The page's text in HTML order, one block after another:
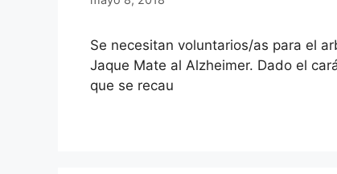
Se necesitan voluntarios/as para el
Jaque Mate al Alzheimer. Dado el
que se recau